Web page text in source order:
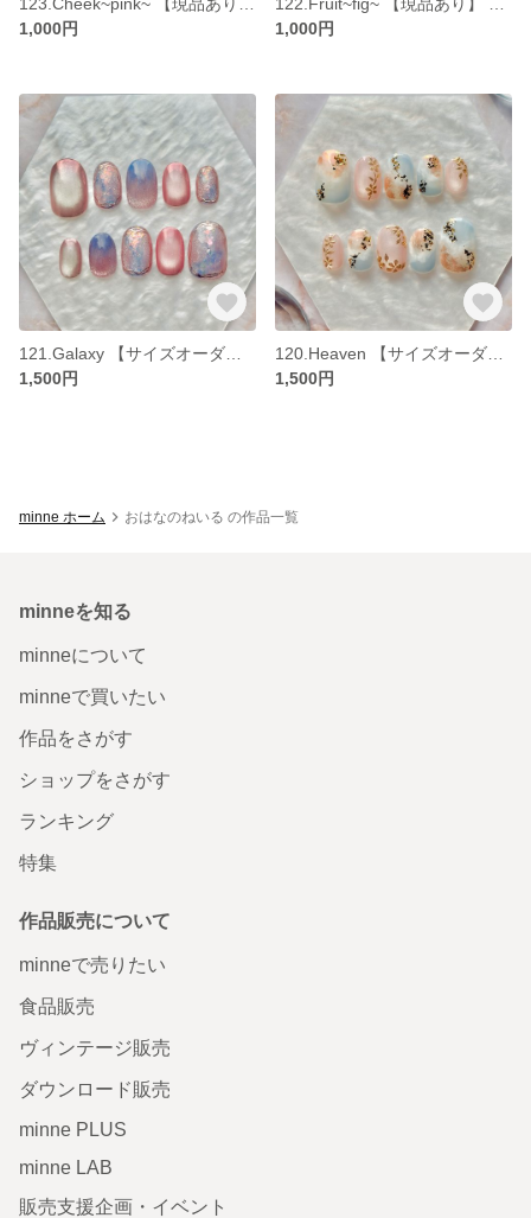
1,000円
1,000円
1,500円
1,500円
minne ホーム おはなのねいる の作品一覧
minneを知る
minneについて
minneで買いたい
作品をさがす
ショップをさがす
ランキング
特集
作品販売について
minneで売りたい
食品販売
ヴィンテージ販売
ダウンロード販売
minne PLUS
minne LAB
販売支援企画・イベント